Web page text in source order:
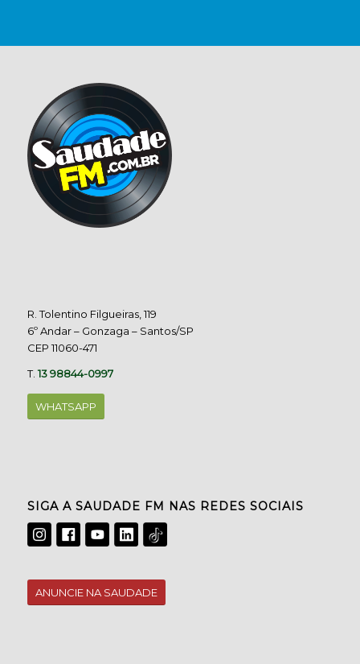
R. Tolentino Filgueiras, 119
6º Andar – Gonzaga – Santos/SP
CEP 11060-471
T.13 98844-0997
WHATSAPP
SIGA A SAUDADE FM NAS REDES SOCIAIS
ANUNCIE NA SAUDADE